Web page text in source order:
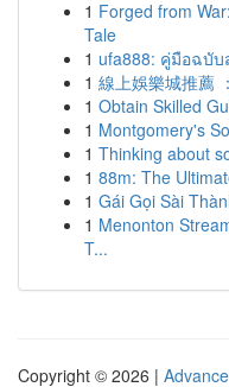
1 Forged from
Tale
1 ufa888: คู่มือฉบั
1 線上娛樂城推薦
1 Obtain Skilled
1 Montgomery's
1 Thinking about
1 88m: The
1 Gái Gọi Sài
1 Menonton
T...
Copyright © 2026 |